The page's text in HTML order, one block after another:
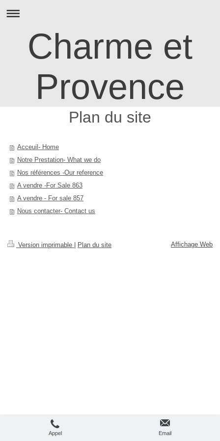
Charme et
Provence
Plan du site
Acceuil- Home
Notre Prestation- What we do
Nos références -Our reference
A vendre -For Sale 863
A vendre - For sale 857
Nous contacter- Contact us
Version imprimable Plan du site Affichage Web
Appel Email